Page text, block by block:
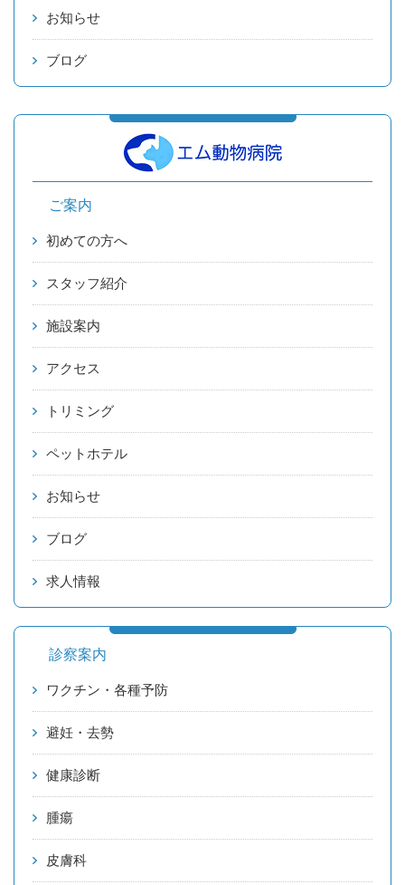
お知らせ
ブログ
ご案内
初めての方へ
スタッフ紹介
施設案内
アクセス
トリミング
ペットホテル
お知らせ
ブログ
求人情報
診察案内
ワクチン・各種予防
避妊・去勢
健康診断
腫瘍
皮膚科